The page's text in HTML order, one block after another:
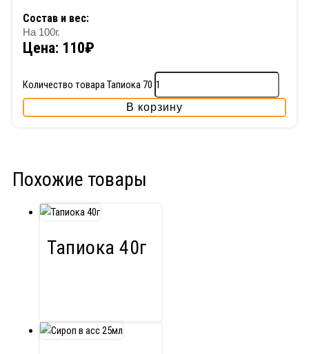
Состав и вес:
На 100г.
Цена: 110₽
Количество товара Тапиока 70
В корзину
Похожие товары
Тапиока 40г